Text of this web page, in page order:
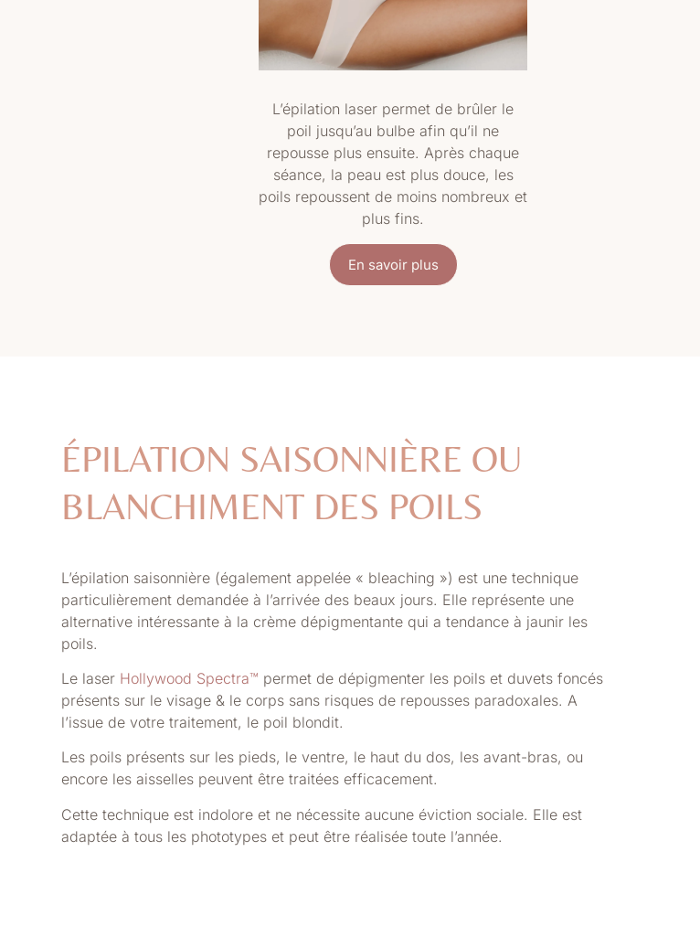
L’épilation laser permet de brûler le
poil jusqu’au bulbe afin qu’il ne
repousse plus ensuite. Après chaque
séance, la peau est plus douce, les
poils repoussent de moins nombreux et
plus fins.
En savoir plus
ÉPILATION SAISONNIÈRE OU
BLANCHIMENT DES POILS
L’épilation saisonnière (également appelée « bleaching ») est une technique
particulièrement demandée à l’arrivée des beaux jours. Elle représente une
alternative intéressante à la crème dépigmentante qui a tendance à jaunir les
poils.
Le laser Hollywood Spectra™ permet de dépigmenter les poils et duvetsfoncés
présents sur le visage & le corps sans risques de repousses paradoxales. A
l’issue de votre traitement, le poil blondit.
Les poils présents sur les pieds, le ventre, le haut du dos, les avant-bras, ou
encore les aisselles peuvent être traitées efficacement.
Cette technique est indolore et ne nécessite aucune éviction sociale. Elle est
adaptée à tous les phototypes et peut être réalisée toute l’année.